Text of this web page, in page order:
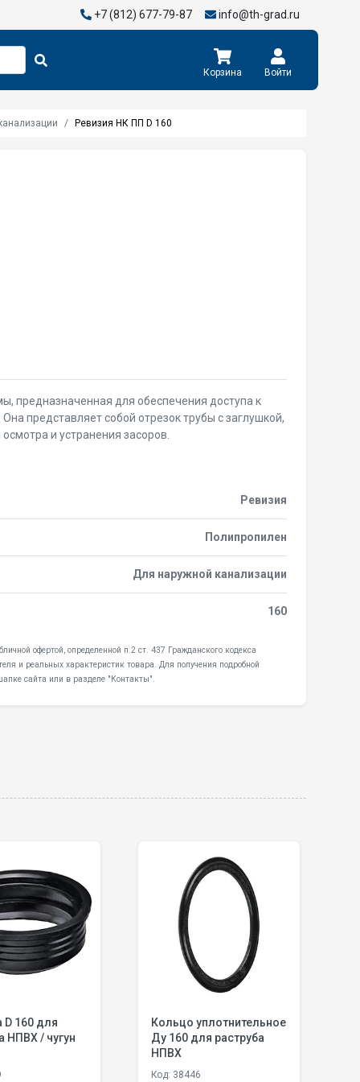
+7 (812) 677-79-87 info@th-grad.ru
Корзина Войти
Ревизия НК ПП D 160
предназначенная для обеспечения доступа к
представляет собой отрезок трубы с заглушкой,
и устранения засоров.
Ревизия
Полипропилен
Для наружной канализации
160
офертой, определенной п.2 ст. 437 Гражданского кодекса
и реальных характеристик товара. Для получения подробной
сайта или в разделе "Контакты".
160 для
НПВХ / чугун
Кольцо уплотнительное
Ду 160 для раструба
НПВХ
Код: 38446